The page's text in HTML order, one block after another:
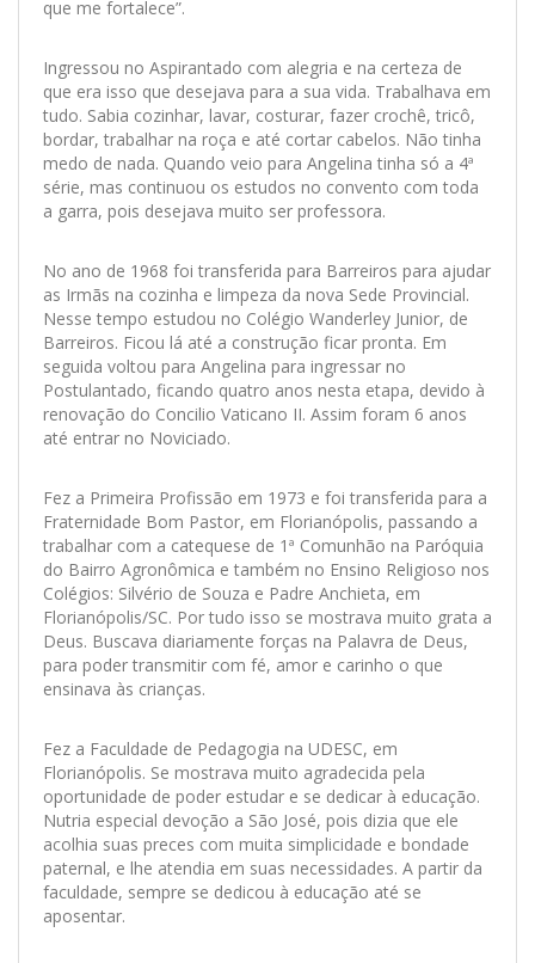
que me fortalece”.
Ingressou no Aspirantado com alegria e na certeza de
que era isso que desejava para a sua vida. Trabalhava em
tudo. Sabia cozinhar, lavar, costurar, fazer crochê, tricô,
bordar, trabalhar na roça e até cortar cabelos. Não tinha
medo de nada. Quando veio para Angelina tinha só a 4ª
série, mas continuou os estudos no convento com toda
a garra, pois desejava muito ser professora.
No ano de 1968 foi transferida para Barreiros para ajudar
as Irmãs na cozinha e limpeza da nova Sede Provincial.
Nesse tempo estudou no Colégio Wanderley Junior, de
Barreiros. Ficou lá até a construção ficar pronta. Em
seguida voltou para Angelina para ingressar no
Postulantado, ficando quatro anos nesta etapa, devido à
renovação do Concilio Vaticano II. Assim foram 6 anos
até entrar no Noviciado.
Fez a Primeira Profissão em 1973 e foi transferida para a
Fraternidade Bom Pastor, em Florianópolis, passando a
trabalhar com a catequese de 1ª Comunhão na Paróquia
do Bairro Agronômica e também no Ensino Religioso nos
Colégios: Silvério de Souza e Padre Anchieta, em
Florianópolis/SC. Por tudo isso se mostrava muito grata a
Deus. Buscava diariamente forças na Palavra de Deus,
para poder transmitir com fé, amor e carinho o que
ensinava às crianças.
Fez a Faculdade de Pedagogia na UDESC, em
Florianópolis. Se mostrava muito agradecida pela
oportunidade de poder estudar e se dedicar à educação.
Nutria especial devoção a São José, pois dizia que ele
acolhia suas preces com muita simplicidade e bondade
paternal, e lhe atendia em suas necessidades. A partir da
faculdade, sempre se dedicou à educação até se
aposentar.